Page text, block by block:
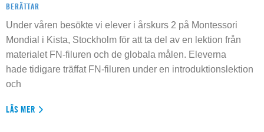
BERÄTTAR
Under våren besökte vi elever i årskurs 2 på Montessori
Mondial i Kista, Stockholm för att ta del av en lektion från
materialet FN-filuren och de globala målen. Eleverna
hade tidigare träffat FN-filuren under en introduktionslektion
och
LÄS MER